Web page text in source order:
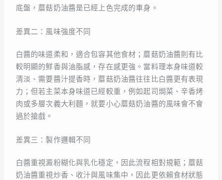
底盤，蘑菇奶油醬是已經上色完成的車身。
差異二：風味強度不同
白醬的味道柔和，適合包容其他食材；蘑菇奶油醬則有比
較明顯的鮮香與油脂感，存在感更強。當料理本身味道較
清淡、需要醬汁提香時，蘑菇奶油醬往往比白醬更有表現
力；但若主菜本身味道已經較重，例如起司焗菜、辛香烤
肉或多層次義大利麵，就要小心蘑菇奶油醬的風味會不會
過於搶戲。
差異三：製作邏輯不同
白醬重視澱粉糊化與乳化穩定，因此流程相對規範；蘑菇
奶油醬重視炒香、收汁與風味集中，因此更依賴食材狀態